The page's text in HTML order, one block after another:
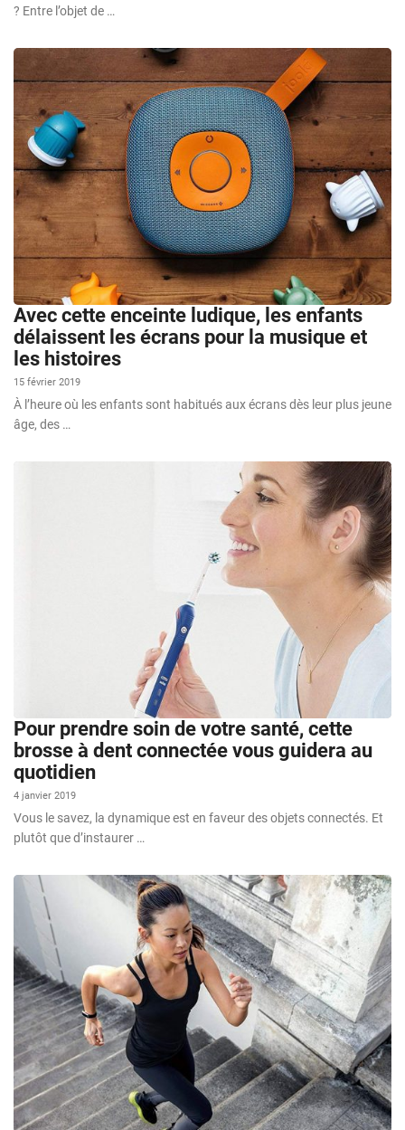
? Entre l’objet de …
Avec cette enceinte ludique, les enfants
délaissent les écrans pour la musique et
les histoires
15 février 2019
À l’heure où les enfants sont habitués aux écrans dès leur plus jeune
âge, des …
Pour prendre soin de votre santé, cette
brosse à dent connectée vous guidera au
quotidien
4 janvier 2019
Vous le savez, la dynamique est en faveur des objets connectés. Et
plutôt que d’instaurer …